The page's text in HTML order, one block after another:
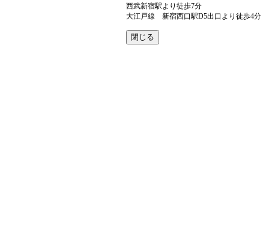
西武新宿駅より徒歩7分
大江戸線 新宿西口駅D5出口より徒歩4分